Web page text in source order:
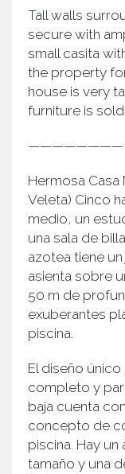
Tall walls
secure with
small casita
the property
house is very
furniture is
————————
Hermosa Casa
Veleta) Cinco
medio, un
una sala de
azotea tiene
asienta sobre
50 m de
exuberantes
piscina.
El diseño
completo y
baja cuenta
concepto de
piscina. Hay
tamaño y una